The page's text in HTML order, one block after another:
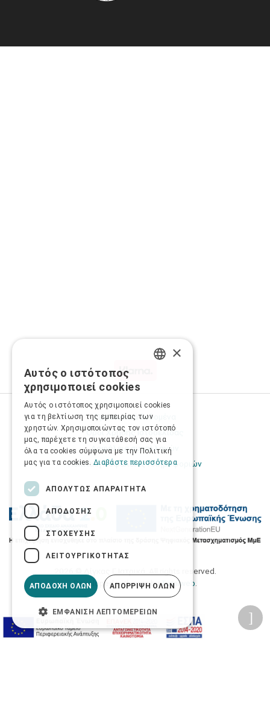
Προσωπικά δεδομένα
Όροι Χρήσης Ιστοσελίδας
Ασφάλεια συναλλαγών
Πολιτική Ασφάλειας Πληροφοριών
2026 © Δίγκας Γ. Ιατρικά. All rights reserved.
Developed with care byTotalweb
Προσβασιμότητα
×
Αυτός ο ιστότοπος
χρησιμοποιεί cookies
Αυτός ο ιστότοπος χρησιμοποιεί cookies
για τη βελτίωση της εμπειρίας των
χρηστών. Χρησιμοποιώντας τον ιστότοπό
μας, παρέχετε τη συγκατάθεσή σας για
όλα τα cookies σύμφωνα με την Πολιτική
μας για τα cookies. Διαβάστε περισσότερα
ΑΠΟΛΎΤΩΣ ΑΠΑΡΑΊΤΗΤΑ
ΑΠΌΔΟΣΗΣ
ΣΤΌΧΕΥΣΗΣ
ΛΕΙΤΟΥΡΓΙΚΌΤΗΤΑΣ
ΑΠΟΔΟΧΉ ΌΛΩΝ ΑΠΌΡΡΙΨΗ ΌΛΩΝ
ΕΜΦΆΝΙΣΗ ΛΕΠΤΟΜΕΡΕΙΏΝ